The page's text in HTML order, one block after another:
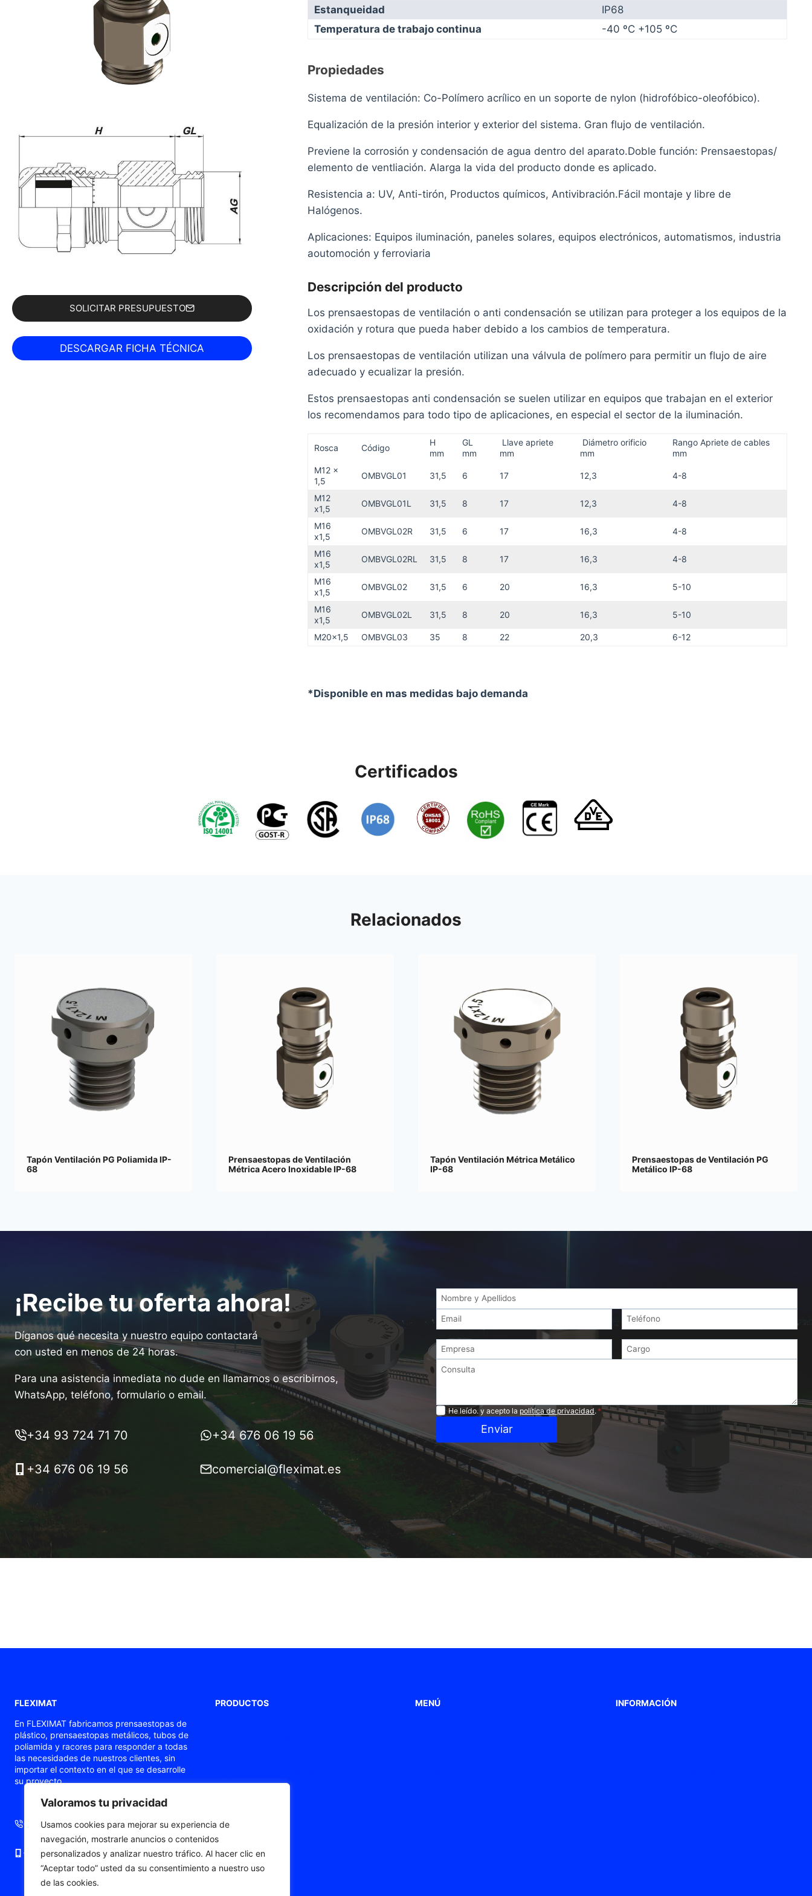
Valoramos tu privacidad
Usamos cookies para mejorar su experiencia de
navegación, mostrarle anuncios o contenidos
personalizados y analizar nuestro tráfico. Al hacer clic en
“Aceptar todo” usted da su consentimiento a nuestro uso
de las cookies.
SOLICITAR PRESUPUESTO
Estanqueidad
IP68
Temperatura de trabajo continua
-40 ºC +105 ºC
Propiedades
Sistema de ventilación: Co-Polímero acrílico en un soporte de nylon (hidrofóbico-oleofóbico).
Equalización de la presión interior y exterior del sistema. Gran flujo de ventilación.
Previene la corrosión y condensación de agua dentro del aparato.Doble función: Prensaestopas/
elemento de ventliación. Alarga la vida del producto donde es aplicado.
Resistencia a: UV, Anti-tirón, Productos químicos, Antivibración.Fácil montaje y libre de
Halógenos.
Aplicaciones: Equipos iluminación, paneles solares, equipos electrónicos, automatismos, industria
aoutomoción y ferroviaria
Descripción del producto
Los prensaestopas de ventilación o anti condensación se utilizan para proteger a los equipos de la
oxidación y rotura que pueda haber debido a los cambios de temperatura.
Los prensaestopas de ventilación utilizan una válvula de polímero para permitir un flujo de aire
adecuado y ecualizar la presión.
Estos prensaestopas anti condensación se suelen utilizar en equipos que trabajan en el exterior
los recomendamos para todo tipo de aplicaciones, en especial el sector de la iluminación.
Rosca Código
H
mm
GL
mm
Llave apriete
mm
Diámetro orificio
mm
Rango Apriete de cables
mm
M12 x
1,5
OMBVGL01 31,5 6 17 12,3 4-8
M12
x1,5
OMBVGL01L 31,5 8 17 12,3 4-8
M16
x1,5
OMBVGL02R 31,5 6 17 16,3 4-8
M16
x1,5
OMBVGL02RL 31,5 8 17 16,3 4-8
M16
x1,5
OMBVGL02 31,5 6 20 16,3 5-10
M16
x1,5
OMBVGL02L 31,5 8 20 16,3 5-10
M20x1,5 OMBVGL03 35 8 22 20,3 6-12
*Disponible en mas medidas bajo demanda
Certificados
Relacionados
Tapón Ventilación PG Poliamida IP-
68
Prensaestopas de Ventilación
Métrica Acero Inoxidable IP-68
Tapón Ventilación Métrica Metálico
IP-68
Prensaestopas de Ventilación PG
Metálico IP-68
¡Recibe tu oferta ahora!
Díganos qué necesita y nuestro equipo contactará
con usted en menos de 24 horas.
Para una asistencia inmediata no dude en llamarnos o escribirnos,
WhatsApp, teléfono, formulario o email.
+34 93 724 71 70 +34 676 06 19 56
+34 676 06 19 56 comercial@fleximat.es
Privacidad
He leído. y acepto la política de privacidad. *
Enviar
FLEXIMAT
En FLEXIMAT fabricamos prensaestopas de
plástico, prensaestopas metálicos, tubos de
poliamida y racores para responder a todas
las necesidades de nuestros clientes, sin
importar el contexto en el que se desarrolle
su proyecto.
+34 93 724 71 70 +34 676 06 19 56
+34 676 06 19 56 comercial@fleximat.es
PRODUCTOS
Prensaestopas ATEX / Ex
MENÚ
INFORMACIÓN